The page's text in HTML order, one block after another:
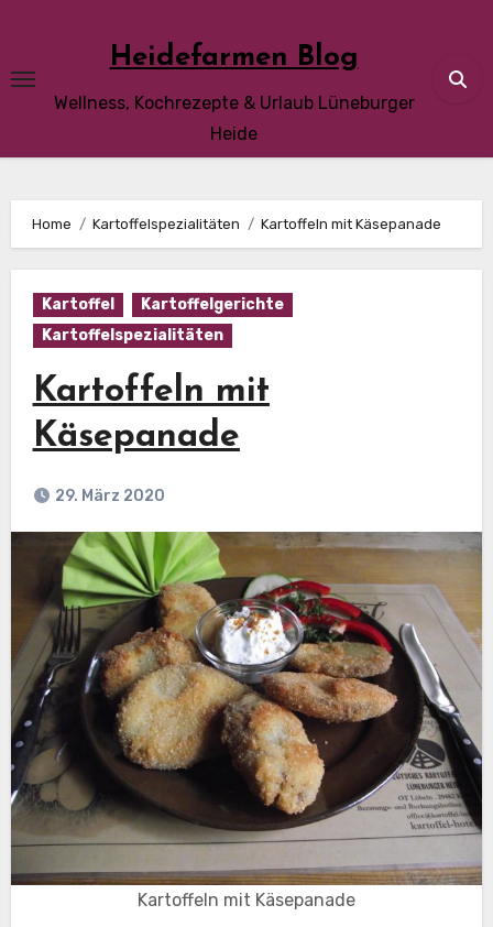
content
Heidefarmen Blog
Wellness, Kochrezepte & Urlaub Lüneburger
Heide
Home Kartoffelspezialitäten Kartoffeln mit Käsepanade
Kartoffel
Kartoffelgerichte
Kartoffelspezialitäten
Kartoffeln mit
Käsepanade
29. März 2020
Kartoffeln mit Käsepanade